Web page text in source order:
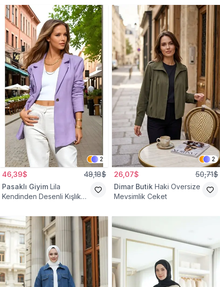
2
46,39$ 48,18$
Pasaklı Giyim Lila
Kendinden Desenli Kışlık
Tesettür Ceket
2
26,07$ 50,71$
Dimar Butik Haki Oversize
Mevsimlik Ceket